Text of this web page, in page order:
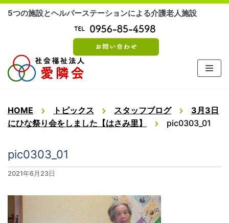
コ
ツ
に
ス
ッ
プ
5つの施設とヘルパーステーションによる介護老人施設
HOME トピックス スタッフブログ
3月3日
にひな祭り会をしました【はさみ里】
pic0303_01
pic0303_01
2021年6月23日